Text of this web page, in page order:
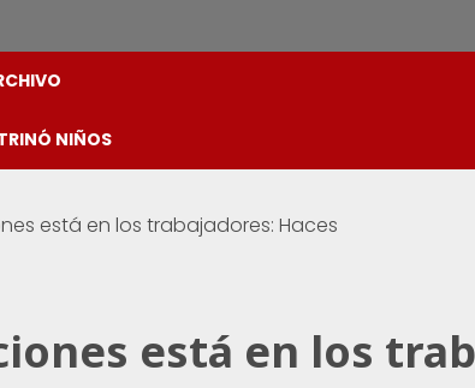
NIÑOS
está en los trabajadores: Haces
está en los